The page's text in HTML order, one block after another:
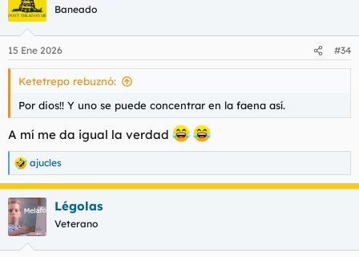
i
e
s
Baneado
15 Ene 2026 #34
Ketetrepo rebuznó:
Por dios!! Y uno se puede concentrar en la faena así.
A mí me da igual la verdad
R
e
a
c
c
i
ajucles
Légolas
Veterano